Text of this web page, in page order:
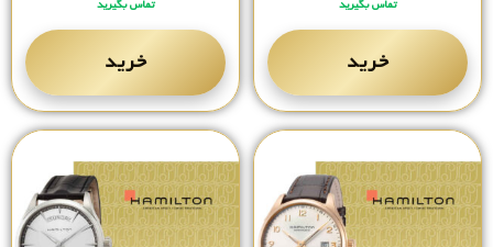
تماس بگیرید
خرید
تماس بگیرید
خرید